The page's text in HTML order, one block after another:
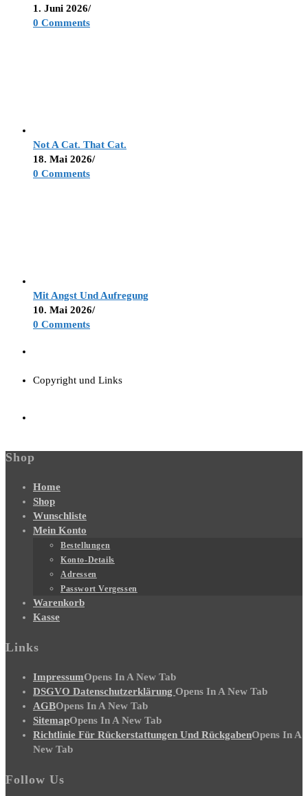
1. Juni 2026/
0 Comments
Not A Cat. That Cat.
18. Mai 2026/
0 Comments
Mit Angst Und Aufregung
10. Mai 2026/
0 Comments
Copyright und Links
Shop
Home
Shop
Wunschliste
Mein Konto
Bestellungen
Konto-Details
Adressen
Passwort Vergessen
Warenkorb
Kasse
Links
ImpressumOpens In A New Tab
DSGVO Datenschutzerklärung Opens In A New Tab
AGBOpens In A New Tab
SitemapOpens In A New Tab
Richtlinie Für Rückerstattungen Und RückgabenOpens In A
New Tab
Follow Us